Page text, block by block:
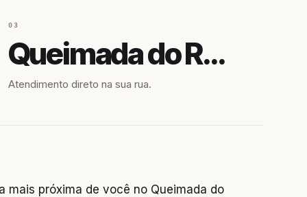
03
Queimada do Rufino
Atendimento direto na sua rua.
mais próxima de você no Queimada do